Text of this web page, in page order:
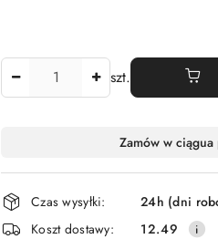
szt.
Dostępność
i
dostawa
Zamów w ciągua
Czas wysyłki:
24h (dni
Koszt dostawy:
12.49